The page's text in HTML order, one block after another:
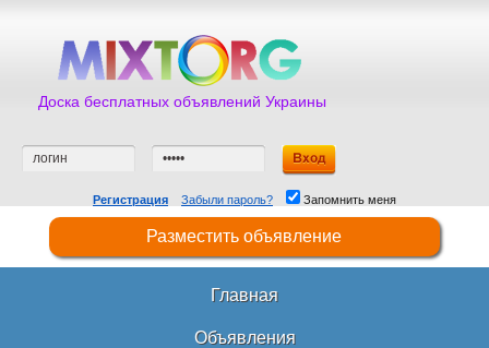
Доска бесплатных объявлений Украины
Регистрация Забыли пароль? Запомнить меня
Разместить объявление
Главная
Объявления